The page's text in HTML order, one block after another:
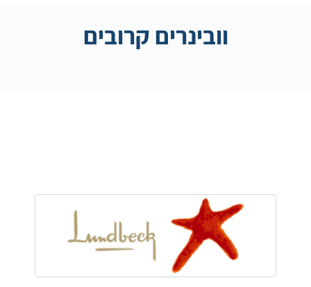
וובינרים קרובים